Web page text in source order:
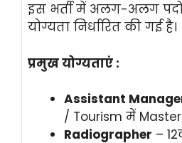
इस भर्ती में अलग-अलग
योग्यता निर्धारित की गई है।
प्रमुख योग्यताएं :
Assistant
/ Tourism में
Radiographer –